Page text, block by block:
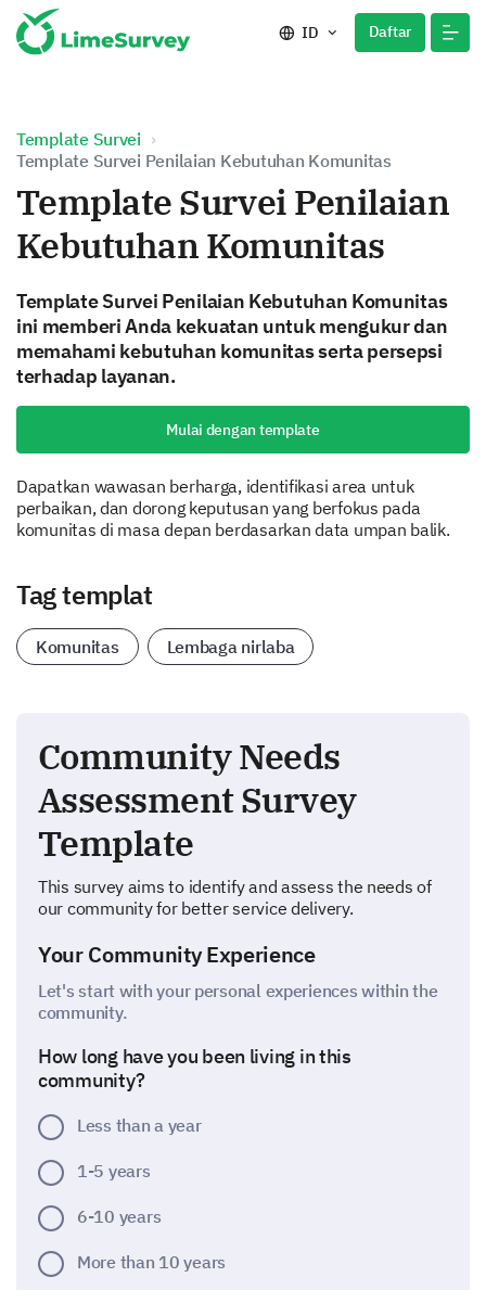
ID Daftar
Template Survei
Template Survei Penilaian Kebutuhan Komunitas
Template Survei Penilaian
Kebutuhan Komunitas
Template Survei Penilaian Kebutuhan Komunitas
ini memberi Anda kekuatan untuk mengukur dan
memahami kebutuhan komunitas serta persepsi
terhadap layanan.
Mulai dengan template
Dapatkan wawasan berharga, identifikasi area untuk
perbaikan, dan dorong keputusan yang berfokus pada
komunitas di masa depan berdasarkan data umpan balik.
Tag templat
Komunitas Lembaga nirlaba
Community Needs
Assessment Survey
Template
This survey aims to identify and assess the needs of
our community for better service delivery.
Your Community Experience
Let's start with your personal experiences within the
community.
How long have you been living in this
community?
Less than a year
1-5 years
6-10 years
More than 10 years